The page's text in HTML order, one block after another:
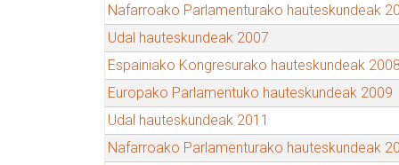
Nafarroako Parlamenturako hauteskundeak
Udal hauteskundeak 2007
Espainiako Kongresurako hauteskundeak 2008
Europako Parlamentuko hauteskundeak 2009
Udal hauteskundeak 2011
Nafarroako Parlamenturako hauteskundeak